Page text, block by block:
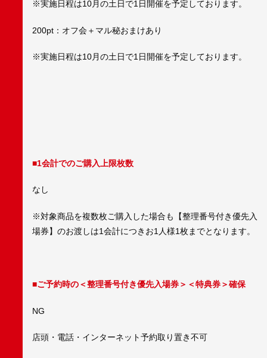
※実施日程は10月の土日で1日開催を予定しております。
200pt：オフ会＋マル秘おまけあり
※実施日程は10月の土日で1日開催を予定しております。
■1会計でのご購入上限枚数
なし
※対象商品を複数枚ご購入した場合も【整理番号付き優先入
場券】のお渡しは1会計につきお1人様1枚までとなります。
■ご予約時の＜整理番号付き優先入場券＞＜特典券＞確保
NG
店頭・電話・インターネット予約取り置き不可